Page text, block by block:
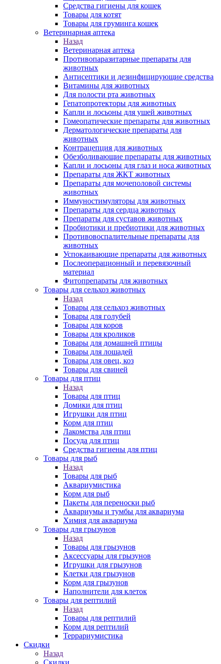
Средства гигиены для кошек
Товары для котят
Товары для груминга кошек
Ветеринарная аптека
Назад
Ветеринарная аптека
Противопаразитарные препараты для
животных
Антисептики и дезинфицирующие средства
Витамины для животных
Для полости рта животных
Гепатопротекторы для животных
Капли и лосьоны для ушей животных
Гомеопатические препараты для животных
Дерматологические препараты для
животных
Контрацепция для животных
Обезболивающие препараты для животных
Капли и лосьоны для глаз и носа животных
Препараты для ЖКТ животных
Препараты для мочеполовой системы
животных
Иммуностимуляторы для животных
Препараты для сердца животных
Препараты для суставов животных
Пробиотики и пребиотики для животных
Противовоспалительные препараты для
животных
Успокаивающие препараты для животных
Послеоперационный и перевязочный
материал
Фитопрепараты для животных
Товары для сельхоз животных
Назад
Товары для сельхоз животных
Товары для голубей
Товары для коров
Товары для кроликов
Товары для домашней птицы
Товары для лошадей
Товары для овец, коз
Товары для свиней
Товары для птиц
Назад
Товары для птиц
Домики для птиц
Игрушки для птиц
Корм для птиц
Лакомства для птиц
Посуда для птиц
Средства гигиены для птиц
Товары для рыб
Назад
Товары для рыб
Аквариумистика
Корм для рыб
Пакеты для переноски рыб
Аквариумы и тумбы для аквариума
Химия для аквариума
Товары для грызунов
Назад
Товары для грызунов
Аксессуары для грызунов
Игрушки для грызунов
Клетки для грызунов
Корм для грызунов
Наполнители для клеток
Товары для рептилий
Назад
Товары для рептилий
Корм для рептилий
Террариумистика
Скидки
Назад
Скидки